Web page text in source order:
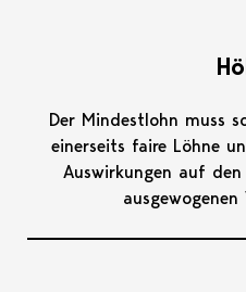
Der Mindestlohn muss
einerseits faire Löhne
Auswirkungen auf